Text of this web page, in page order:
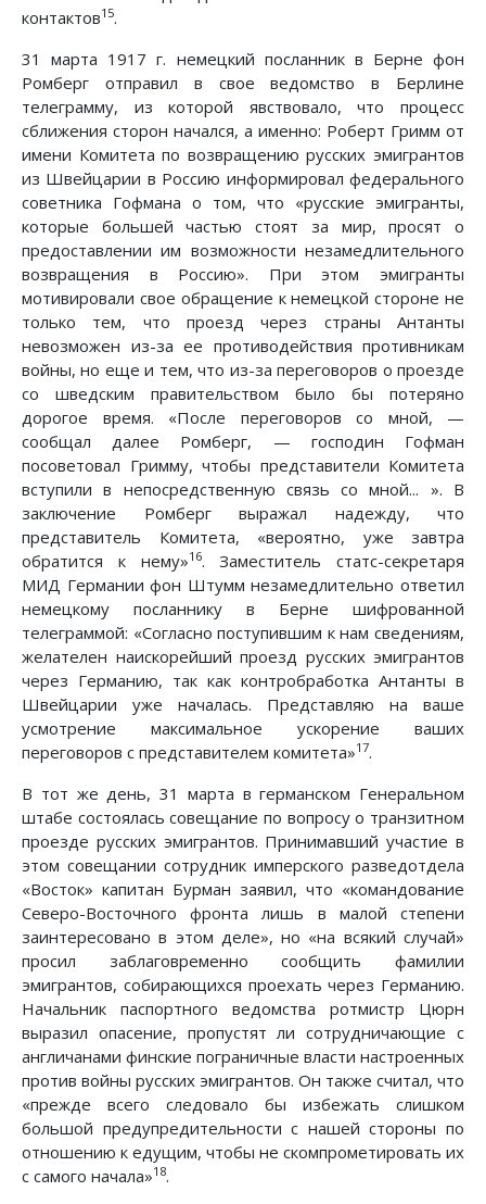
контактов15.
31 марта 1917 г. немецкий посланник в Берне фон
Ромберг отправил в свое ведомство в Берлине
телеграмму, из которой явствовало, что процесс
сближения сторон начался, а именно: Роберт Гримм от
имени Комитета по возвращению русских эмигрантов
из Швейцарии в Россию информировал федерального
советника Гофмана о том, что «русские эмигранты,
которые большей частью стоят за мир, просят о
предоставлении им возможности незамедлительного
возвращения в Россию». При этом эмигранты
мотивировали свое обращение к немецкой стороне не
только тем, что проезд через страны Антанты
невозможен из-за ее противодействия противникам
войны, но еще и тем, что из-за переговоров о проезде
со шведским правительством было бы потеряно
дорогое время. «После переговоров со мной, —
сообщал далее Ромберг, — господин Гофман
посоветовал Гримму, чтобы представители Комитета
вступили в непосредственную связь со мной... ». В
заключение Ромберг выражал надежду, что
представитель Комитета, «вероятно, уже завтра
обратится к нему»16. Заместитель статс-секретаря
МИД Германии фон Штумм незамедлительно ответил
немецкому посланнику в Берне шифрованной
телеграммой: «Согласно поступившим к нам сведениям,
желателен наискорейший проезд русских эмигрантов
через Германию, так как контробработка Антанты в
Швейцарии уже началась. Представляю на ваше
усмотрение максимальное ускорение ваших
переговоров с представителем комитета»17.
В тот же день, 31 марта в германском Генеральном
штабе состоялась совещание по вопросу о транзитном
проезде русских эмигрантов. Принимавший участие в
этом совещании сотрудник имперского разведотдела
«Восток» капитан Бурман заявил, что «командование
Северо-Восточного фронта лишь в малой степени
заинтересовано в этом деле», но «на всякий случай»
просил заблаговременно сообщить фамилии
эмигрантов, собирающихся проехать через Германию.
Начальник паспортного ведомства ротмистр Цюрн
выразил опасение, пропустят ли сотрудничающие с
англичанами финские пограничные власти настроенных
против войны русских эмигрантов. Он также считал, что
«прежде всего следовало бы избежать слишком
большой предупредительности с нашей стороны по
отношению к едущим, чтобы не скомпрометировать их
с самого начала»18.